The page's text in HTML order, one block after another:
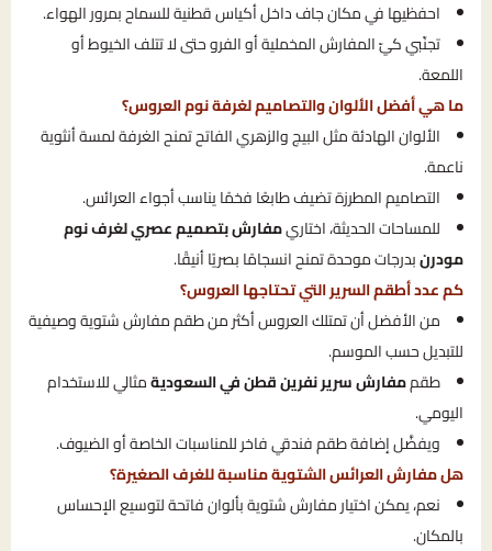
احفظيها في مكان جاف داخل أكياس قطنية للسماح بمرور الهواء.
تجنّبي كيّ المفارش المخملية أو الفرو حتى لا تتلف الخيوط أو
اللمعة.
ما هي أفضل الألوان والتصاميم لغرفة نوم العروس؟
الألوان الهادئة مثل البيج والزهري الفاتح تمنح الغرفة لمسة أنثوية
ناعمة.
التصاميم المطرزة تضيف طابعًا فخمًا يناسب أجواء العرائس.
للمساحات الحديثة، اختاريمفارش بتصميم عصري لغرف نوم
مودرنبدرجات موحدة تمنح انسجامًا بصريًا أنيقًا.
كم عدد أطقم السرير التي تحتاجها العروس؟
من الأفضل أن تمتلك العروس أكثر من طقم مفارش شتوية وصيفية
للتبديل حسب الموسم.
طقممفارش سرير نفرين قطن في السعوديةمثالي للاستخدام
اليومي.
ويفضَّل إضافة طقم فندقي فاخر للمناسبات الخاصة أو الضيوف.
هل مفارش العرائس الشتوية مناسبة للغرف الصغيرة؟
نعم، يمكن اختيار مفارش شتوية بألوان فاتحة لتوسيع الإحساس
بالمكان.